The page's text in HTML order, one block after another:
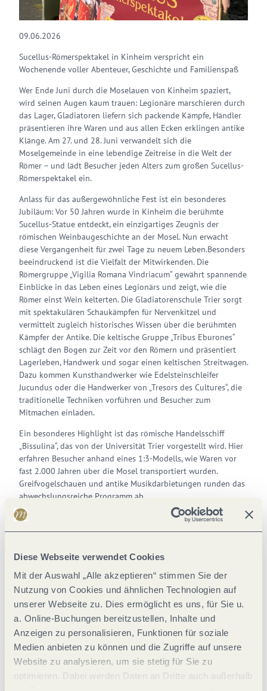
Diese Webseite verwendet Cookies
Mit der Auswahl „Alle akzeptieren“ stimmen Sie der
Nutzung von Cookies und ähnlichen Technologien auf
unserer Webseite zu. Dies ermöglicht es uns, für Sie u.
a. Online-Buchungen bereitzustellen, Inhalte und
Anzeigen zu personalisieren, Funktionen für soziale
Medien anbieten zu können und die Zugriffe auf unsere
Website zu analysieren, um sie stetig für Sie zu
optimieren. Dabei werden Daten an Dritte auch außerhalb
09.06.2026
Sucellus-Römerspektakel in Kinheim verspricht ein
Wochenende voller Abenteuer, Geschichte und Familienspaß
Wer Ende Juni durch die Moselauen von Kinheim spaziert,
wird seinen Augen kaum trauen: Legionäre marschieren durch
das Lager, Gladiatoren liefern sich packende Kämpfe, Händler
präsentieren ihre Waren und aus allen Ecken erklingen antike
Klänge. Am 27. und 28. Juni verwandelt sich die
Moselgemeinde in eine lebendige Zeitreise in die Welt der
Römer – und lädt Besucher jeden Alters zum großen Sucellus-
Römerspektakel ein.
Anlass für das außergewöhnliche Fest ist ein besonderes
Jubiläum: Vor 50 Jahren wurde in Kinheim die berühmte
Sucellus-Statue entdeckt, ein einzigartiges Zeugnis der
römischen Weinbaugeschichte an der Mosel. Nun erwacht
diese Vergangenheit für zwei Tage zu neuem Leben.Besonders
beeindruckend ist die Vielfalt der Mitwirkenden. Die
Römergruppe „Vigilia Romana Vindriacum“ gewährt spannende
Einblicke in das Leben eines Legionärs und zeigt, wie die
Römer einst Wein kelterten. Die Gladiatorenschule Trier sorgt
mit spektakulären Schaukämpfen für Nervenkitzel und
vermittelt zugleich historisches Wissen über die berühmten
Kämpfer der Antike. Die keltische Gruppe „Tribus Eburones“
schlägt den Bogen zur Zeit vor den Römern und präsentiert
Lagerleben, Handwerk und sogar einen keltischen Streitwagen.
Dazu kommen Kunsthandwerker wie Edelsteinschleifer
Jucundus oder die Handwerker von „Tresors des Cultures“, die
traditionelle Techniken vorführen und Besucher zum
Mitmachen einladen.
Ein besonderes Highlight ist das römische Handelsschiff
„Bissulina“, das von der Universität Trier vorgestellt wird. Hier
erfahren Besucher anhand eines 1:3-Modells, wie Waren vor
fast 2.000 Jahren über die Mosel transportiert wurden.
Greifvogelschauen und antike Musikdarbietungen runden das
abwechslungsreiche Programm ab.
Vor allem Familien dürfen sich auf ein wahres
Erlebniswochenende freuen. Das Römerspektakel bietet eine
können römische Spiele ausprobieren, eine Kinderrüstung
beim Keltern wie die Römer aktiv werden. Zahlreiche
Mitmachstationen laden dazu ein, Geschichte nicht nur
anzuschauen, sondern mit allen Sinnen zu erleben. Damit wird
das Fest zu einem großen Abenteuerspielplatz der Antike, auf
dem Lernen und Spaß ganz selbstverständlich
zusammengehören.
Zwischen Gladiatorenarena, Römerlager, keltischem Dorf und
historischem Markttreiben wird deutlich: Geschichte muss